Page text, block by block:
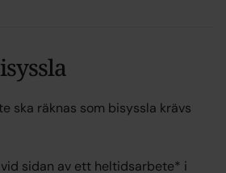
ska räknas som bisyssla krävs
sidan av ett heltidsarbete* i